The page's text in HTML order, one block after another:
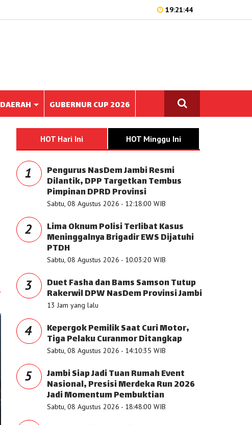
19:21:44
DAERAH GUBERNUR CUP 2026
HOT Hari Ini HOT Minggu Ini
1 Pengurus NasDem Jambi Resmi
Dilantik, DPP Targetkan Tembus
Pimpinan DPRD Provinsi
Sabtu, 08 Agustus 2026 - 12:18:00 WIB
2 Lima Oknum Polisi Terlibat Kasus
Meninggalnya Brigadir EWS Dijatuhi
PTDH
Sabtu, 08 Agustus 2026 - 10:03:20 WIB
3 Duet Fasha dan Bams Samson Tutup
Rakerwil DPW NasDem Provinsi Jambi
13 Jam yang lalu
4 Kepergok Pemilik Saat Curi Motor,
Tiga Pelaku Curanmor Ditangkap
Sabtu, 08 Agustus 2026 - 14:10:35 WIB
5 Jambi Siap Jadi Tuan Rumah Event
Nasional, Presisi Merdeka Run 2026
Jadi Momentum Pembuktian
Sabtu, 08 Agustus 2026 - 18:48:00 WIB